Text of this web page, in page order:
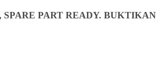
PART READY. BUKTIKAN